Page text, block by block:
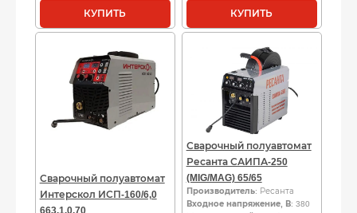
КУПИТЬ КУПИТЬ
Сварочный полуавтомат
Интерскол ИСП-160/6,0
663.1.0.70
Сварочный полуавтомат
Ресанта САИПА-250
(MIG/MAG) 65/65
Производитель: Ресанта
Входное напряжение, В: 380